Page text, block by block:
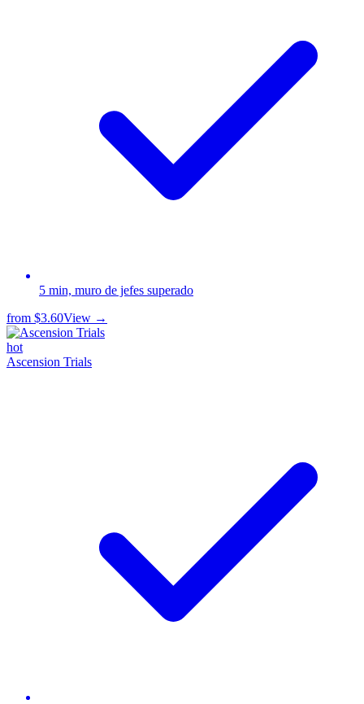
5 min, muro de jefes superado
from $3.60View →
hot
Ascension Trials